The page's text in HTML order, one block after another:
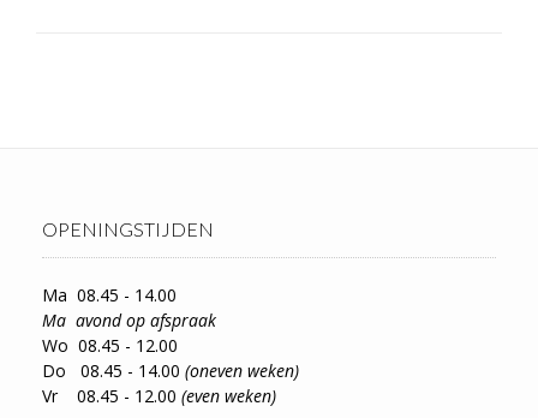
OPENINGSTIJDEN
Ma 08.45 - 14.00
Ma avond op afspraak
Wo 08.45 - 12.00
Do 08.45 - 14.00 (oneven weken)
Vr 08.45 - 12.00 (even weken)